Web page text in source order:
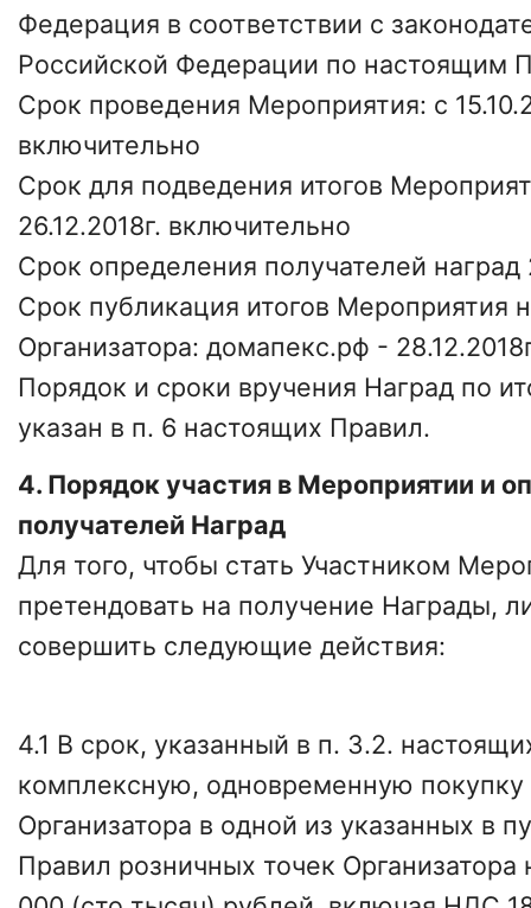
Федерация в соответствии с
Российской Федерации по настоящим
Срок проведения Мероприятия: с
включительно
Срок для подведения итогов
26.12.2018г. включительно
Срок определения получателей наград
Срок публикация итогов Мероприятия
Организатора: домапекс.рф -
Порядок и сроки вручения Наград по
указан в п. 6 настоящих Правил.
4. Порядок участия в Мероприятии и
получателей Наград
Для того, чтобы стать Участником
претендовать на получение Награды,
совершить следующие действия:
4.1 В срок, указанный в п. 3.2.
комплексную, одновременную покупку
Организатора в одной из указанных в
Правил розничных точек